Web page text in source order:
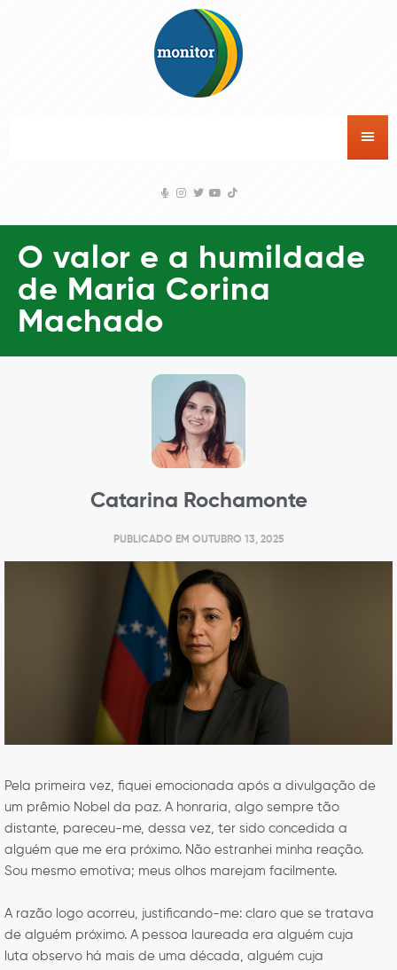
O valor e a humildade
de Maria Corina
Machado
Catarina Rochamonte
PUBLICADO EM OUTUBRO 13, 2025
Pela primeira vez, fiquei emocionada após a divulgação de
um prêmio Nobel da paz. A honraria, algo sempre tão
distante, pareceu-me, dessa vez, ter sido concedida a
alguém que me era próximo. Não estranhei minha reação.
Sou mesmo emotiva; meus olhos marejam facilmente.
A razão logo acorreu, justificando-me: claro que se tratava
de alguém próximo. A pessoa laureada era alguém cuja
luta observo há mais de uma década, alguém cuja